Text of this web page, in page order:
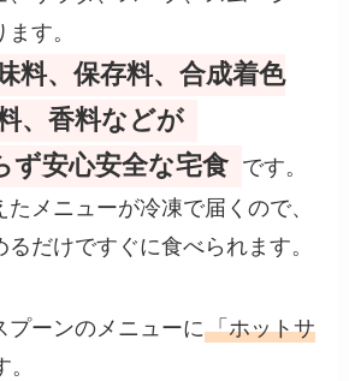
す。
料、保存料、合成着色
、香料などが
ず安心安全な宅食 です。
メニューが冷凍で届くので、
だけですぐに食べられます。
プーンのメニューに「ホットサ